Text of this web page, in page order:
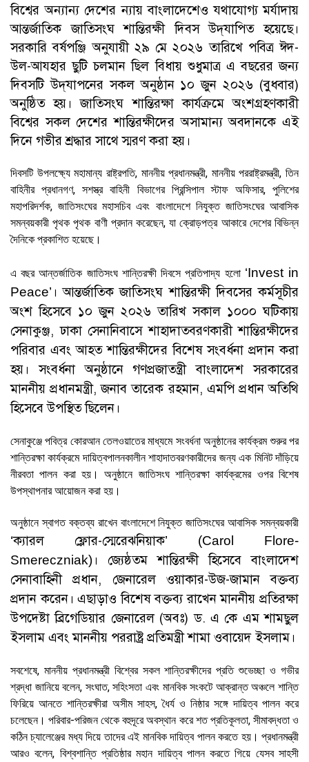
বিশ্বের অন্যান্য দেশের ন্যায় বাংলাদেশেও যথাযোগ্য মর্যাদায়
আন্তর্জাতিক জাতিসংঘ শান্তিরক্ষী দিবস উদ্‌যাপিত হয়েছে।
সরকারি বর্ষপঞ্জি অনুযায়ী ২৯ মে ২০২৬ তারিখে পবিত্র ঈদ-
উল-আযহার ছুটি চলমান ছিল বিধায় শুধুমাত্র এ বছরের জন্য
দিবসটি উদ্‌যাপনের সকল অনুষ্ঠান ১০ জুন ২০২৬ (বুধবার)
অনুষ্ঠিত হয়। জাতিসংঘ শান্তিরক্ষা কার্যক্রমে অংশগ্রহণকারী
বিশ্বের সকল দেশের শান্তিরক্ষীদের অসামান্য অবদানকে এই
দিনে গভীর শ্রদ্ধার সাথে স্মরণ করা হয়।
দিবসটি উপলক্ষ্যে মহামান্য রাষ্ট্রপতি, মাননীয় প্রধানমন্ত্রী, মাননীয় পররাষ্ট্রমন্ত্রী, তিন
বাহিনীর প্রধানগণ, সশস্ত্র বাহিনী বিভাগের প্রিন্সিপাল স্টাফ অফিসার, পুলিশের
মহাপরিদর্শক, জাতিসংঘের মহাসচিব এবং বাংলাদেশে নিযুক্ত জাতিসংঘের আবাসিক
সমন্বয়কারী পৃথক পৃথক বাণী প্রদান করেছেন, যা ক্রোড়পত্র আকারে দেশের বিভিন্ন
দৈনিকে প্রকাশিত হয়েছে।
এ বছর আন্তর্জাতিক জাতিসংঘ শান্তিরক্ষী দিবসে প্রতিপাদ্য হলো ‘Invest in
Peace’ । আন্তর্জাতিক জাতিসংঘ শান্তিরক্ষী দিবসের কর্মসূচীর
অংশ হিসেবে ১০ জুন ২০২৬ তারিখ সকাল ১০০০ ঘটিকায়
সেনাকুঞ্জ, ঢাকা সেনানিবাসে শাহাদাতবরণকারী শান্তিরক্ষীদের
পরিবার এবং আহত শান্তিরক্ষীদের বিশেষ সংবর্ধনা প্রদান করা
হয়। সংবর্ধনা অনুষ্ঠানে গণপ্রজাতন্ত্রী বাংলাদেশ সরকারের
মাননীয় প্রধানমন্ত্রী, জনাব তারেক রহমান, এমপি প্রধান অতিথি
হিসেবে উপস্থিত ছিলেন।
সেনাকুঞ্জে পবিত্র কোরআন তেলওয়াতের মাধ্যমে সংবর্ধনা অনুষ্ঠানের কার্যক্রম শুরুর পর
শান্তিরক্ষা কার্যক্রমে দায়িত্বপালনকালীন শাহাদাতবরণকারীদের জন্য এক মিনিট দাঁড়িয়ে
নীরবতা পালন করা হয়। অনুষ্ঠানে জাতিসংঘ শান্তিরক্ষা কার্যক্রমের ওপর বিশেষ
উপস্থাপনার আয়োজন করা হয়।
অনুষ্ঠানে স্বাগত বক্তব্য রাখেন বাংলাদেশে নিযুক্ত জাতিসংঘের আবাসিক সমন্বয়কারী
‘ক্যারল ফ্লোর-স্মেরেঝনিয়াক’ (Carol Flore-
Smereczniak)। জ্যেষ্ঠতম শান্তিরক্ষী হিসেবে বাংলাদেশ
সেনাবাহিনী প্রধান, জেনারেল ওয়াকার-উজ-জামান বক্তব্য
প্রদান করেন। এছাড়াও বিশেষ বক্তব্য রাখেন মাননীয় প্রতিরক্ষা
উপদেষ্টা ব্রিগেডিয়ার জেনারেল (অবঃ) ড. এ কে এম শামছুল
ইসলাম এবং মাননীয় পররাষ্ট্র প্রতিমন্ত্রী শামা ওবায়েদ ইসলাম।
সবশেষে, মাননীয় প্রধানমন্ত্রী বিশ্বের সকল শান্তিরক্ষীদের প্রতি শুভেচ্ছা ও গভীর
শ্রদ্ধা জানিয়ে বলেন, সংঘাত, সহিংসতা এবং মানবিক সংকটে আক্রান্ত অঞ্চলে শান্তি
ফিরিয়ে আনতে শান্তিরক্ষীরা অসীম সাহস, ধৈর্য ও নিষ্ঠার সঙ্গে দায়িত্ব পালন করে
চলেছেন। পরিবার-পরিজন থেকে বহুদূরে অবস্থান করে শত প্রতিকূলতা, সীমাবদ্ধতা ও
কঠিন চ্যালেঞ্জের মধ্য দিয়ে তাদের এই মানবিক দায়িত্ব পালন করতে হয়। প্রধানমন্ত্রী
আরও বলেন, বিশ্বশান্তি প্রতিষ্ঠার মহান দায়িত্ব পালন করতে গিয়ে যেসব সাহসী